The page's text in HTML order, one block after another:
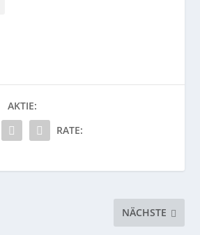
AKTIE:
RATE:
NÄCHSTE